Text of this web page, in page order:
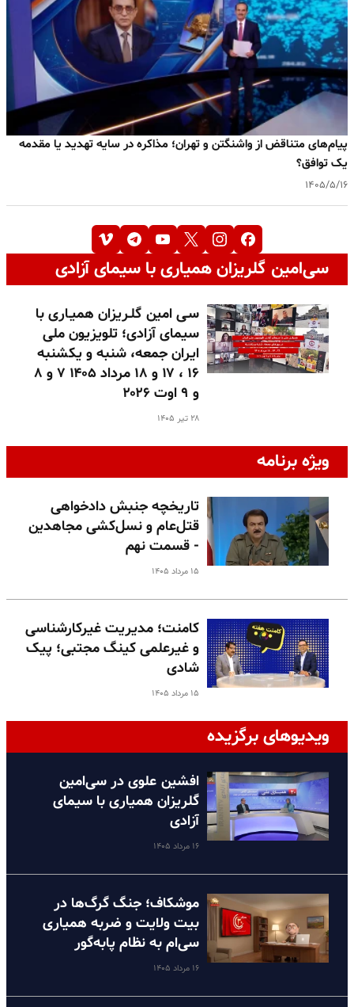
پیام‌های متناقض از واشنگتن و تهران؛ مذاکره در سایه تهدید یا مقدمه
یک توافق؟
۱۴۰۵/۵/۱۶
سی‌امین گلریزان همیاری با سیمای آزادی
سـی امین گلـریزان همیـاری با
سیمای آزادی؛ تلویزیون ملی
ایران جمعه، شنبه و یکشنبه
۱۶ ، ۱۷ و ۱۸ مرداد ۱۴۰۵ ۷ و ۸
و ۹ اوت ۲۰۲۶
۲۸ تیر ۱۴۰۵
ویژه برنامه
تاریخچه جنبش دادخواهی
قتل‌عام و نسل‌کشی مجاهدین
- قسمت نهم
۱۵ مرداد ۱۴۰۵
کامنت؛ مدیریت غیرکارشناسی
و غیرعلمی کینگ مجتبی؛ پیک
شادی
۱۵ مرداد ۱۴۰۵
ویدیوهای برگزیده
افشین علوی در سی‌امین
گلریزان همیاری با سیمای
آزادی
۱۶ مرداد ۱۴۰۵
موشکاف؛ جنگ گرگ‌ها در
بیت ولایت و ضربه همیاری
سی‌ام به نظام پا‌به‌گور
۱۶ مرداد ۱۴۰۵